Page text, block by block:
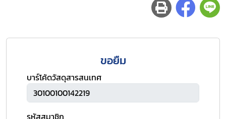
ขอยืม
บาร์โค้ดวัสดุสารสนเทศ
รหัสสมาชิก